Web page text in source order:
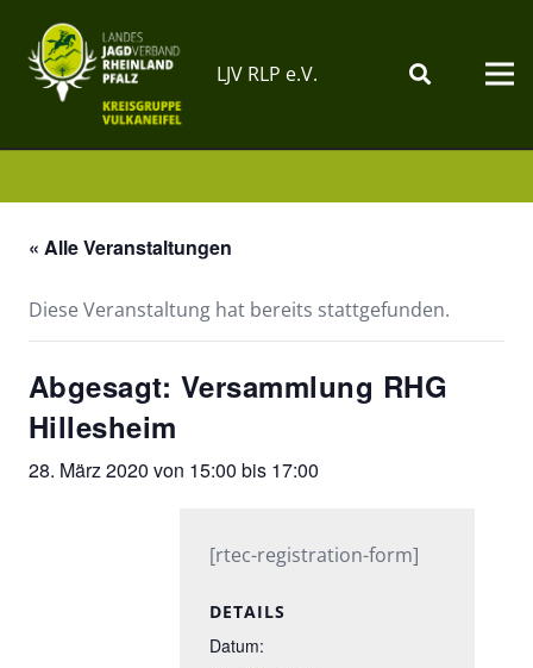
LJV RLP e.V.
« Alle Veranstaltungen
Diese Veranstaltung hat bereits stattgefunden.
Abgesagt: Versammlung RHG
Hillesheim
28. März 2020 von 15:00 bis 17:00
[rtec-registration-form]
DETAILS
Datum: